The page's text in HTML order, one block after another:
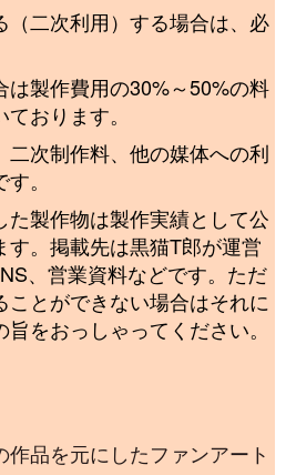
（二次利用）する場合は、必
は製作費用の30%～50%の料
おります。
二次制作料、他の媒体への利
。
た製作物は製作実績として公
す。掲載先は黒猫T郎が運営
、営業資料などです。ただ
ことができない場合はそれに
をおっしゃってください。
品を元にしたファンアート